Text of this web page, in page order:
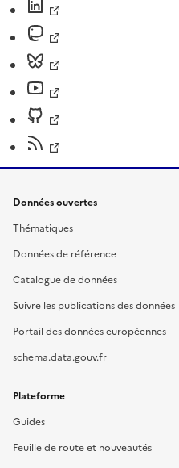
Données ouvertes
Thématiques
Données de référence
Catalogue de données
Suivre les publications des données
Portail des données européennes
schema.data.gouv.fr
Plateforme
Guides
Feuille de route et nouveautés